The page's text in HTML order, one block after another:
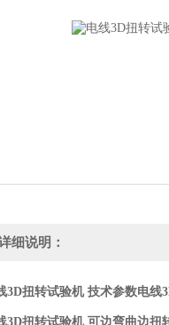
细说明：
3D扭转试验机 技术参数电线
3D扭转试验机 可边弯曲边扭